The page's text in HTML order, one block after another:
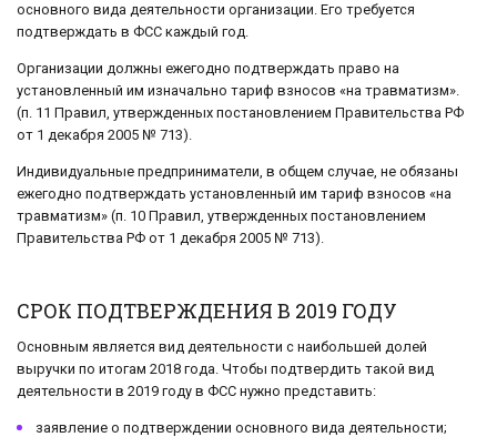
основного вида деятельности организации. Его требуется
подтверждать в ФСС каждый год.
Организации должны ежегодно подтверждать право на
установленный им изначально тариф взносов «на травматизм».
(п. 11 Правил, утвержденных постановлением Правительства РФ
от 1 декабря 2005 № 713).
Индивидуальные предприниматели, в общем случае, не обязаны
ежегодно подтверждать установленный им тариф взносов «на
травматизм» (п. 10 Правил, утвержденных постановлением
Правительства РФ от 1 декабря 2005 № 713).
СРОК ПОДТВЕРЖДЕНИЯ В 2019 ГОДУ
Основным является вид деятельности с наибольшей долей
выручки по итогам 2018 года. Чтобы подтвердить такой вид
деятельности в 2019 году в ФСС нужно представить:
заявление о подтверждении основного вида деятельности;